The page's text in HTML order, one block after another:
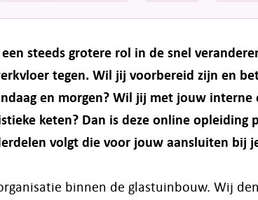
steeds grotere rol in de snel
tegen. Wil jij voorbereid zijn en
en morgen? Wil jij met jouw
keten? Dan isdezeonlineopleiding
volgt die voor jouw aansluiten bij
binnen de glastuinbouw. Wij